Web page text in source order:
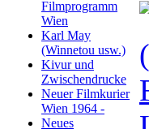
Filmprogramm
Wien
Karl May
(Winnetou usw.)
Kivur und
Zwischendrucke
Neuer Filmkurier
Wien 1964 -
Neues